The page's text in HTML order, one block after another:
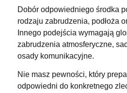
Dobór odpowiedniego środka
rodzaju zabrudzenia, podłoża
Innego podejścia wymagają
zabrudzenia atmosferyczne,
osady komunikacyjne.
Nie masz pewności, który
odpowiedni do konkretnego